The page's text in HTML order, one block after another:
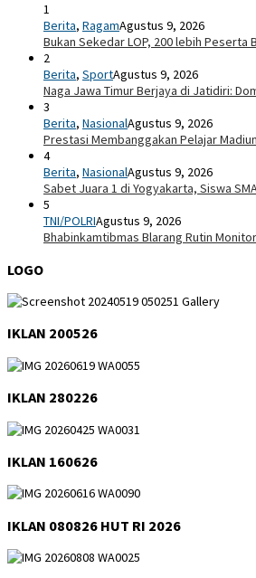
1
Berita, RagamAgustus 9, 2026
Bukan Sekedar LOP, 200 lebih Peserta
2
Berita, SportAgustus 9, 2026
Naga Jawa Timur Berjaya di Jatidiri:
3
Berita, NasionalAgustus 9, 2026
Prestasi Membanggakan Pelajar
4
Berita, NasionalAgustus 9, 2026
Sabet Juara 1 di Yogyakarta, Siswa
5
TNI/POLRIAgustus 9, 2026
Bhabinkamtibmas Blarang Rutin
LOGO
IKLAN 200526
IKLAN 280226
IKLAN 160626
IKLAN 080826 HUT RI 2026